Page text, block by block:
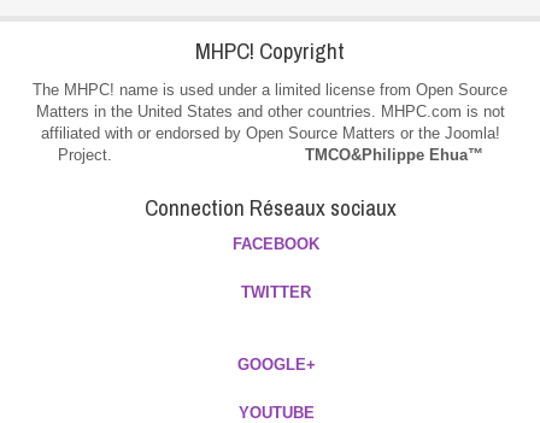
MHPC! Copyright
The MHPC! name is used under a limited license from Open Source
Matters in the United States and other countries. MHPC.com is not
affiliated with or endorsed by Open Source Matters or the Joomla!
Project. TMCO&Philippe Ehua™
Connection Réseaux sociaux
FACEBOOK
TWITTER
GOOGLE+
YOUTUBE